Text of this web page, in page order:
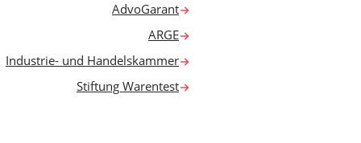
AdvoGarant
ARGE
Industrie- und Handelskammer
Stiftung Warentest